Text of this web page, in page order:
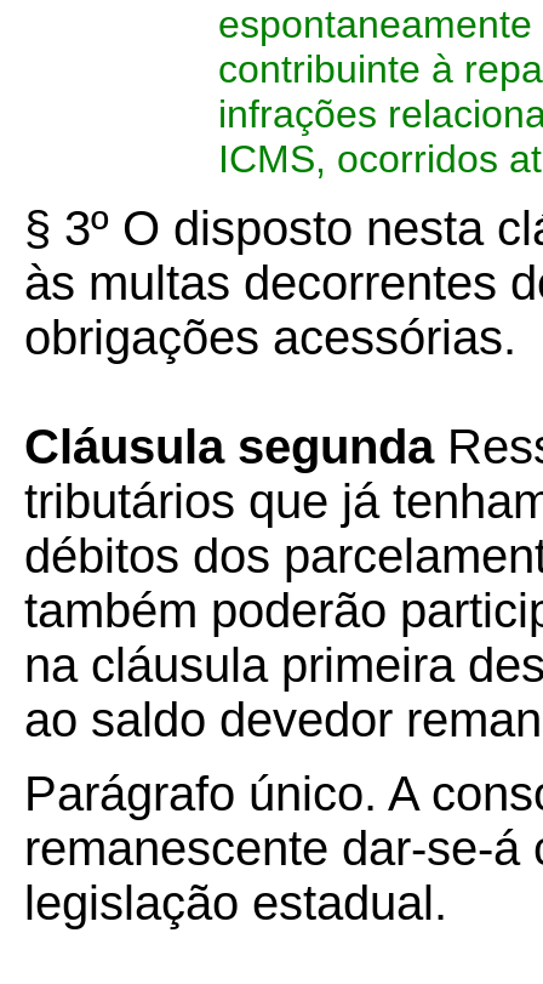
contribuinte à
infrações
ICMS, ocorridos
§ 3º O disposto nesta
às multas decorrentes
obrigações acessórias.
Cláusula segunda
tributários que já
débitos dos
também poderão
na cláusula primeira
ao saldo devedor
Parágrafo único. A
remanescente dar-se-á
legislação estadual.